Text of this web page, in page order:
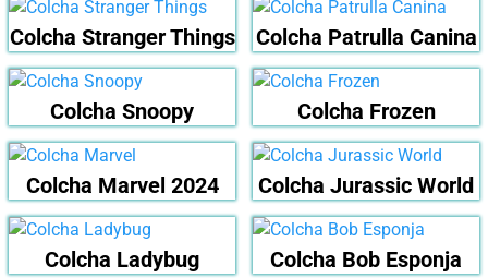
Colcha Stranger Things Colcha Patrulla Canina
Colcha Snoopy Colcha Frozen
Colcha Marvel 2024 Colcha Jurassic World
Colcha Ladybug Colcha Bob Esponja